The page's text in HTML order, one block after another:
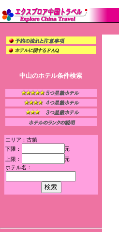
中山のホテル条件検索
エリア：古鎮
下限：
元
上限：
元
ホテル名：